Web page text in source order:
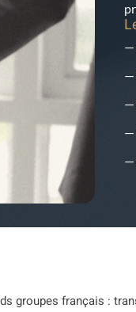
—
—
—
—
—
groupes français :